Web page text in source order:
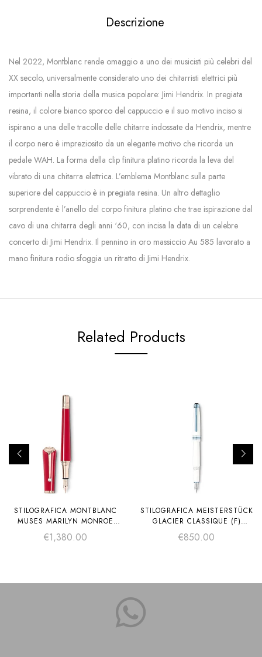
Descrizione
Nel 2022, Montblanc rende omaggio a uno dei musicisti più celebri del
XX secolo, universalmente considerato uno dei chitarristi elettrici più
importanti nella storia della musica popolare: Jimi Hendrix. In pregiata
resina, il colore bianco sporco del cappuccio e il suo motivo inciso si
ispirano a una delle tracolle delle chitarre indossate da Hendrix, mentre
il corpo nero è impreziosito da un elegante motivo che ricorda un
pedale WAH. La forma della clip finitura platino ricorda la leva del
vibrato di una chitarra elettrica. L’emblema Montblanc sulla parte
superiore del cappuccio è in pregiata resina. Un altro dettaglio
sorprendente è l’anello del corpo finitura platino che trae ispirazione dal
cavo di una chitarra degli anni ‘60, con incisa la data di un celebre
concerto di Jimi Hendrix. Il pennino in oro massiccio Au 585 lavorato a
mano finitura rodio sfoggia un ritratto di Jimi Hendrix.
Related Products
STILOGRAFICA MONTBLANC
MUSES MARILYN MONROE
EDIZIONE SPECIALE
€1,380.00
STILOGRAFICA MEISTERSTÜCK
GLACIER CLASSIQUE (F)
BIANCA
€850.00